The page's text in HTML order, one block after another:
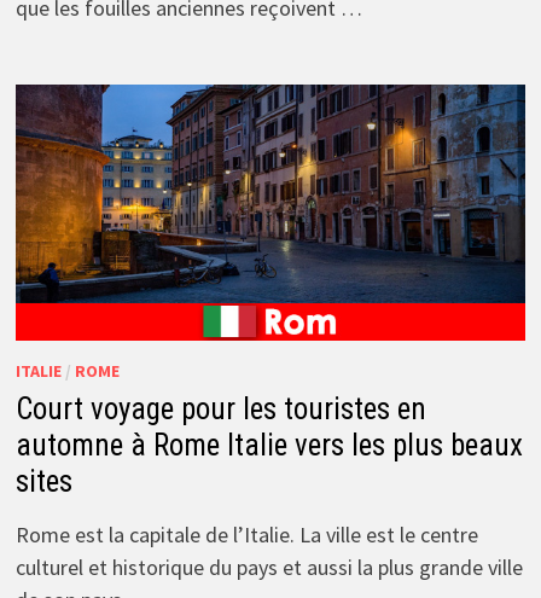
que les fouilles anciennes reçoivent …
ITALIE/ ROME
Court voyage pour les touristes en
automne à Rome Italie vers les plus beaux
sites
Rome est la capitale de l’Italie. La ville est le centre
culturel et historique du pays et aussi la plus grande ville